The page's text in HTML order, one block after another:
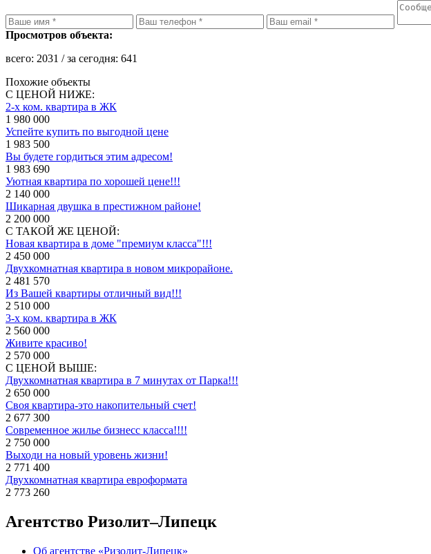
Просмотров объекта:
всего: 2031 / за сегодня: 641
Похожие объекты
С ЦЕНОЙ НИЖЕ:
2-х ком. квартира в ЖК
1 980 000
Успейте купить по выгодной цене
1 983 500
Вы будете гордиться этим адресом!
1 983 690
Уютная квартира по хорошей цене!!!
2 140 000
Шикарная двушка в престижном районе!
2 200 000
С ТАКОЙ ЖЕ ЦЕНОЙ:
Новая квартира в доме "премиум класса"!!!
2 450 000
Двухкомнатная квартира в новом микрорайоне.
2 481 570
Из Вашей квартиры отличный вид!!!
2 510 000
3-х ком. квартира в ЖК
2 560 000
Живите красиво!
2 570 000
С ЦЕНОЙ ВЫШЕ:
Двухкомнатная квартира в 7 минутах от Парка!!!
2 650 000
Своя квартира-это накопительный счет!
2 677 300
Современное жилье бизнесс класса!!!!
2 750 000
Выходи на новый уровень жизни!
2 771 400
Двухкомнатная квартира евроформата
2 773 260
Агентство Ризолит–Липецк
Об агентстве «Ризолит-Липецк»